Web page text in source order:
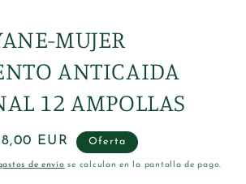
MUJER
ANTICAIDA
12 AMPOLLAS
EUR Oferta
de envío se calculan en la pantalla de pago.